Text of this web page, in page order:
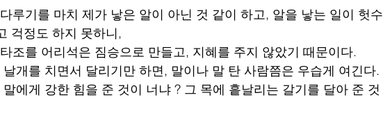
루기를 마치 제가 낳은 알이 아닌 것 같이 하고, 알을 낳는 일이 헛수
걱정도 하지 못하니,
조를 어리석은 짐승으로 만들고, 지혜를 주지 않았기 때문이다.
개를 치면서 달리기만 하면, 말이나 말 탄 사람쯤은 우습게 여긴다.
에게 강한 힘을 준 것이 너냐 ? 그 목에 흩날리는 갈기를 달아 준 것